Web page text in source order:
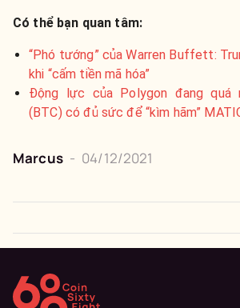
Có thể bạn quan tâm:
“Phó tướng” của Warren Buffett:
khi “cấm tiền mã hóa”
Động lực của Polygon đang quá
(BTC) có đủ sức để “kìm hãm”
Marcus - 04/12/2021